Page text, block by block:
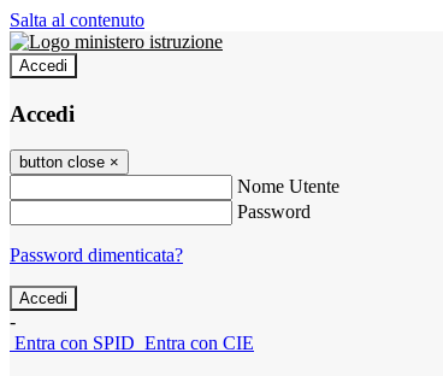
Salta al contenuto
Accedi
Accedi
button close ×
Nome Utente
Password
Password dimenticata?
-
Entra con SPID Entra con CIE